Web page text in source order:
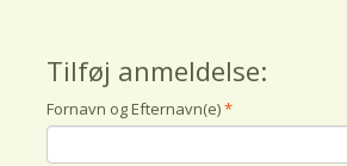
Tilføj anmeldelse:
Fornavn og Efternavn(e)